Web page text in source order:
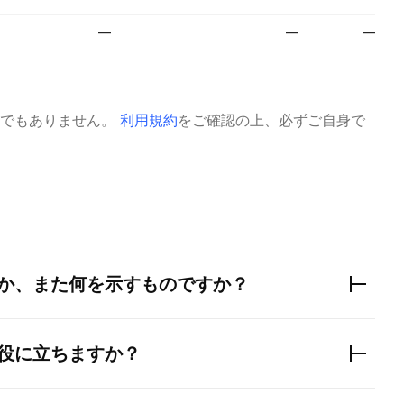
— — —
もありません。 利用規約をご確認の上、必ずご自身で
、また何を示すものですか？
に立ちますか？